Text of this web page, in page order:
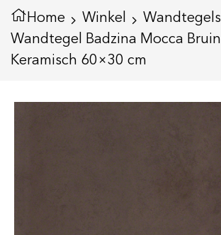
Home Winkel Wandtegels
Wandtegel Badzina Mocca
Keramisch 60×30 cm